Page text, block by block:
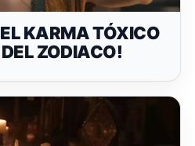
KARMA TÓXICO
ZODIACO!